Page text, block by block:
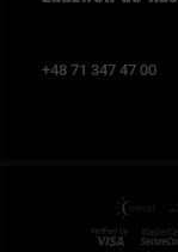
+48 71 347 47 00